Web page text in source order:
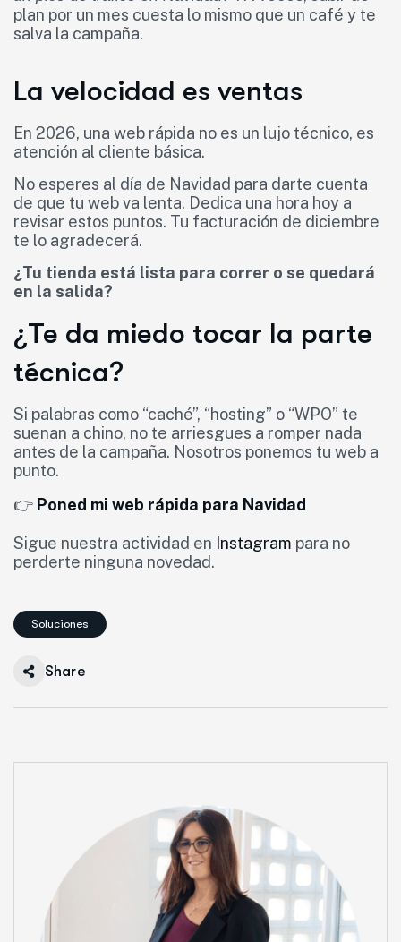
plan por un mes cuesta lo mismo que un café y te
salva la campaña.
La velocidad es ventas
En 2026, una web rápida no es un lujo técnico, es
atención al cliente básica.
No esperes al día de Navidad para darte cuenta
de que tu web va lenta. Dedica una hora hoy a
revisar estos puntos. Tu facturación de diciembre
te lo agradecerá.
¿Tu tienda está lista para correr o se quedará
en la salida?
¿Te da miedo tocar la parte
técnica?
Si palabras como “caché”, “hosting” o “WPO” te
suenan a chino, no te arriesgues a romper nada
antes de la campaña. Nosotros ponemos tu web a
punto.
👉 Poned mi web rápida para Navidad
Sigue nuestra actividad en Instagram para no
perderte ninguna novedad.
Soluciones
Share